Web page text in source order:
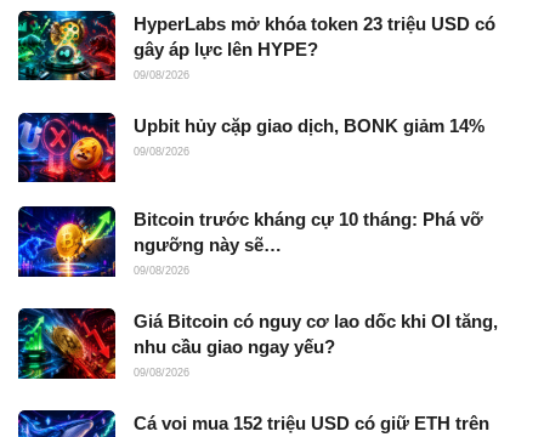
HyperLabs mở khóa token 23 triệu USD có
gây áp lực lên HYPE?
09/08/2026
Upbit hủy cặp giao dịch, BONK giảm 14%
09/08/2026
Bitcoin trước kháng cự 10 tháng: Phá vỡ
ngưỡng này sẽ…
09/08/2026
Giá Bitcoin có nguy cơ lao dốc khi OI tăng,
nhu cầu giao ngay yếu?
09/08/2026
Cá voi mua 152 triệu USD có giữ ETH trên